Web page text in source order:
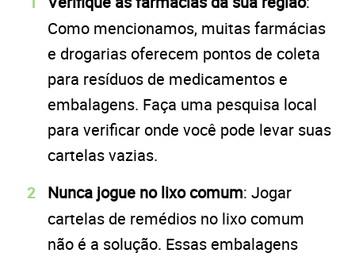
Como mencionamos, muitas farmácias
e drogarias oferecem pontos de coleta
para resíduos de medicamentos e
embalagens. Faça uma pesquisa local
para verificar onde você pode levar suas
cartelas vazias.
Nunca jogue no lixo comum: Jogar
cartelas de remédios no lixo comum
não é a solução. Essas embalagens